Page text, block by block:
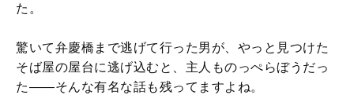
た。
驚いて弁慶橋まで逃げて行った男が、やっと見つけた
そば屋の屋台に逃げ込むと、主人ものっぺらぼうだっ
た――そんな有名な話も残ってますよね。